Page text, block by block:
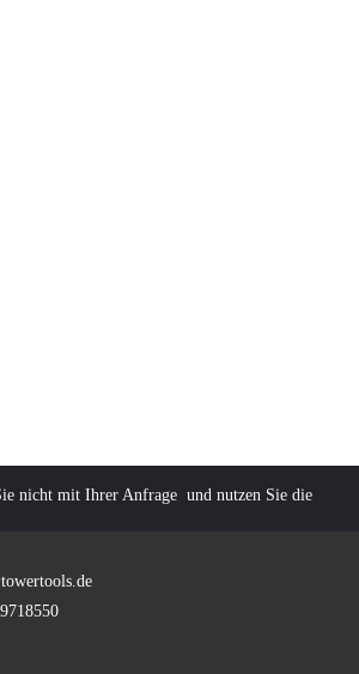
nicht mit Ihrer Anfrage und nutzen Sie die